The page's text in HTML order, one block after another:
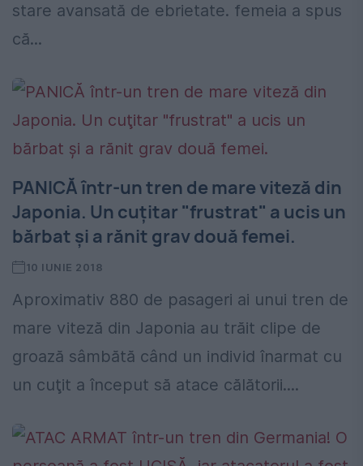
stare avansată de ebrietate. femeia a spus
că...
PANICĂ într-un tren de mare viteză din
Japonia. Un cuţitar "frustrat" a ucis un
bărbat şi a rănit grav două femei.
10 IUNIE 2018
Aproximativ 880 de pasageri ai unui tren de
mare viteză din Japonia au trăit clipe de
groază sâmbătă când un individ înarmat cu
un cuţit a început să atace călătorii....